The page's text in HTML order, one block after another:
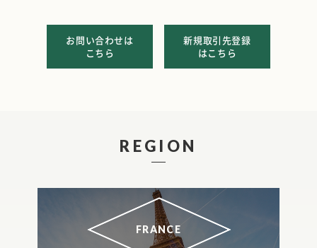
お問い合わせは
こちら
新規取引先登録
はこちら
REGION
FRANCE